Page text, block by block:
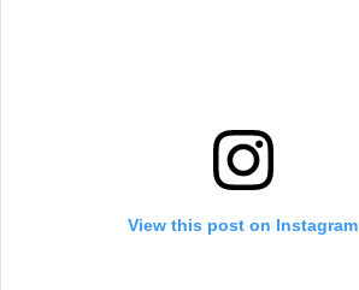
View this post on Instagram